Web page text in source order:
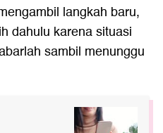
langkah baru,
dahulu karena situasi
sambil menunggu